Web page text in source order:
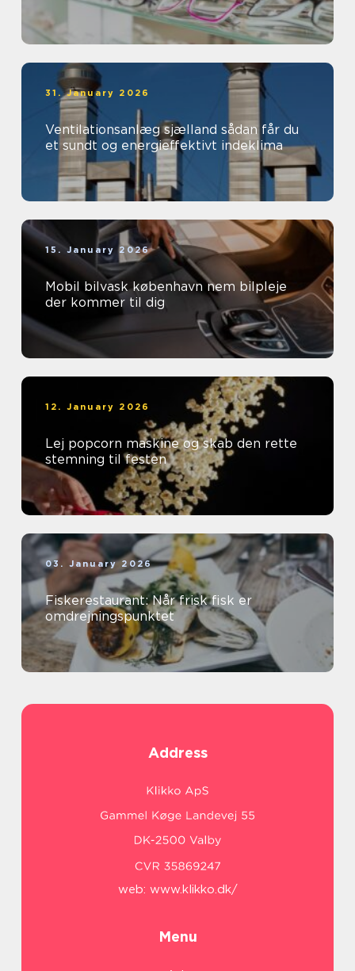
31. January 2026
Ventilationsanlæg sjælland sådan får du
et sundt og energieffektivt indeklima
15. January 2026
Mobil bilvask københavn nem bilpleje
der kommer til dig
12. January 2026
Lej popcorn maskine og skab den rette
stemning til festen
03. January 2026
Fiskerestaurant: Når frisk fisk er
omdrejningspunktet
Address
web: www.klikko.dk/
Menu